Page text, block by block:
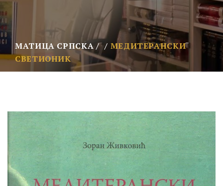
МАТИЦА СРПСКА
МЕДИТЕРАНСКИ
СВЕТИОНИК